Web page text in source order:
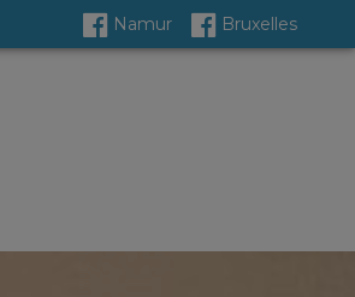
Namur Bruxelles